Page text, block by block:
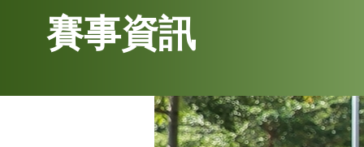
賽事資訊